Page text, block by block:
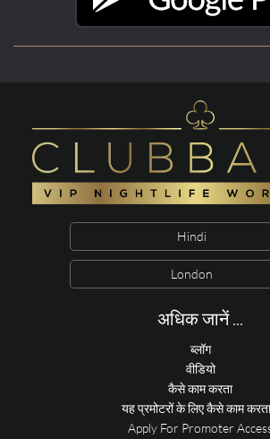
Hindi
London
अधिक जानें ...
ब्लॉग
वीडियो
कैसे काम करता
यह प्रमोटरों के लिए कैसे काम
Apply For Promoter